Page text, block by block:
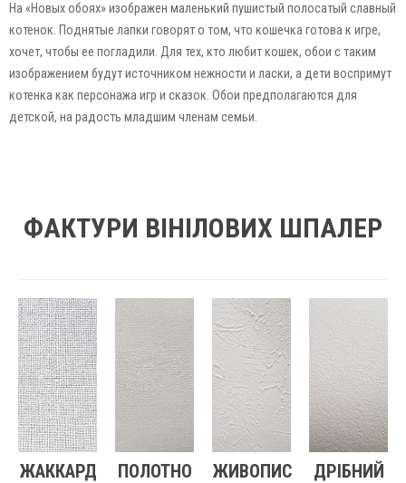
На «Новых обоях» изображен маленький пушистый полосатый славный
котенок. Поднятые лапки говорят о том, что кошечка готова к игре,
хочет, чтобы ее погладили. Для тех, кто любит кошек, обои с таким
изображением будут источником нежности и ласки, а дети воспримут
котенка как персонажа игр и сказок. Обои предполагаются для
детской, на радость младшим членам семьи.
ФАКТУРИ ВІНІЛОВИХ ШПАЛЕР
ЖАККАРД ПОЛОТНО ЖИВОПИС
ДРІБНИЙ